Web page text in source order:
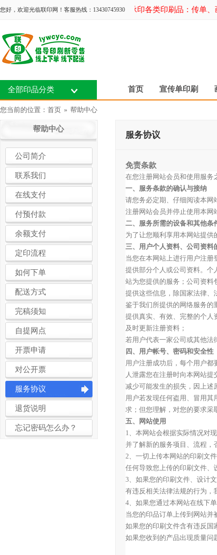
您好，欢迎光临联印网！客服热线：13430745930承印各类印刷品：传单、
全部印品分类 首页 宣传单印刷
您当前的位置： 首页 » 帮助中心
帮助中心
公司简介
联系我们
在线支付
付预付款
余额支付
定印流程
如何下单
配送方式
完稿须知
自提网点
开票申请
对公开票
服务协议
退货说明
忘记密码怎么办？
服务协议
免责条款
在您注册网站会员和使用服务
一、服务条款的确认与接纳
请您务必定期、仔细阅读本网
注册网站会员并停止使用本网
二、服务所需的设备和其他条
为了让您顺利享用本网站提
三、用户个人资料、公司资料
当您在本网站上进行用户注册
提供部分个人或公司资料。个
站为您提供的服务；公司资料
提供这些信息，除国家法律、
鉴于我们所提供的网络服务的
提供真实、有效、完整的个人
及时更新注册资料；
若用户代表一家公司或其他法
四、用户帐号、密码和安全性
用户注册成功后，每个用户
人泄露您在注册时向本网站
减少可能发生的损失，因上述
用户若发现任何盗用、冒用
求；但您理解，对您的要求采
五、网站使用
1、本网站会根据实际情况对
并了解新的服务项目、流程
2、一切上传本网站的印刷文
任何导致您上传的印刷文件、
3、如果您的印刷文件、设计
有违反相关法律法规的行为，
4、如果您通过本网站在线下
当您的印品订单上传到网站
如果您的印刷文件含有违反国
如果您收到的产品出现质量问